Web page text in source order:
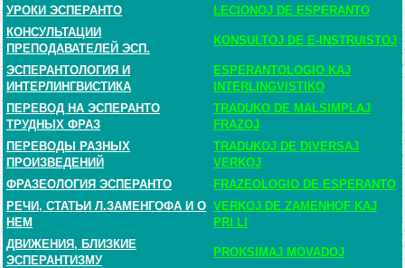
УРОКИ ЭСПЕРАНТО
LECIONOJ DE ESPERANTO
КОНСУЛЬТАЦИИ
ПРЕПОДАВАТЕЛЕЙ ЭСП.
KONSULTOJ DE E-INSTRUISTOJ
ЭСПЕРАНТОЛОГИЯ И
ИНТЕРЛИНГВИСТИКА
ESPERANTOLOGIO KAJ
INTERLINGVISTIKO
ПЕРЕВОД НА ЭСПЕРАНТО
ТРУДНЫХ ФРАЗ
TRADUKO DE MALSIMPLAJ
FRAZOJ
ПЕРЕВОДЫ РАЗНЫХ
ПРОИЗВЕДЕНИЙ
TRADUKOJ DE DIVERSAJ
VERKOJ
ФРАЗЕОЛОГИЯ ЭСПЕРАНТО
FRAZEOLOGIO DE ESPERANTO
РЕЧИ, СТАТЬИ Л.ЗАМЕНГОФА И О
НЕМ
VERKOJ DE ZAMENHOF KAJ
PRI LI
ДВИЖЕНИЯ, БЛИЗКИЕ
ЭСПЕРАНТИЗМУ
PROKSIMAJ MOVADOJ